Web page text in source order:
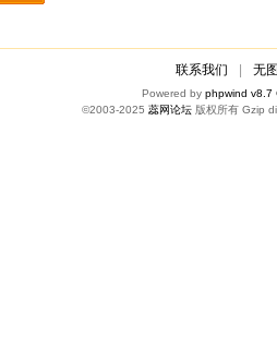
联系我们 无
Powered by phpwind v8.7
©2003-2025 蕊网论坛 版权所有 Gzip